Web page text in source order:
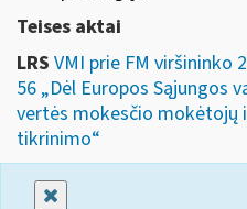
Teises aktai
LRS VMI prie FM viršininko
56 „Dėl Europos Sąjungos
vertės mokesčio mokėtojų
tikrinimo“